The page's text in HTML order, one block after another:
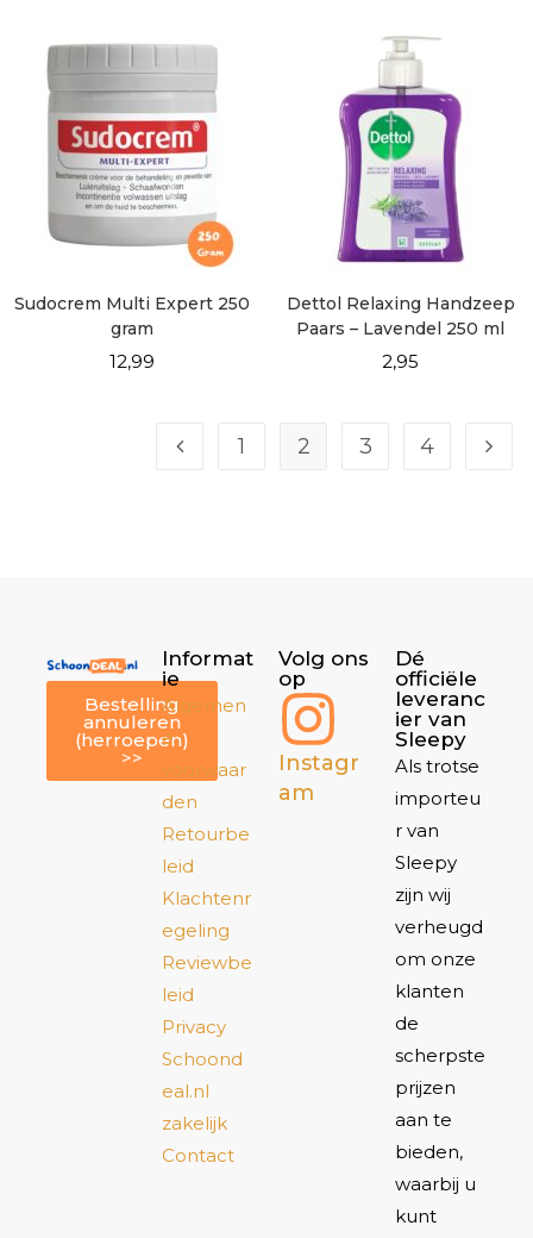
Sudocrem Multi Expert 250
gram
12,99
Dettol Relaxing Handzeep
Paars – Lavendel 250 ml
2,95
1 2 3 4
Bestelling
annuleren
(herroepen)
>>
Informat
ie
Algemen
e
voorwaar
den
Retourbe
leid
Klachtenr
egeling
Reviewbe
leid
Privacy
Schoond
eal.nl
zakelijk
Contact
Volg ons
op
Instagr
am
Dé
officiële
leveranc
ier van
Sleepy
Als trotse
importeu
r van
Sleepy
zijn wij
verheugd
om onze
klanten
de
scherpste
prijzen
aan te
bieden,
waarbij u
kunt